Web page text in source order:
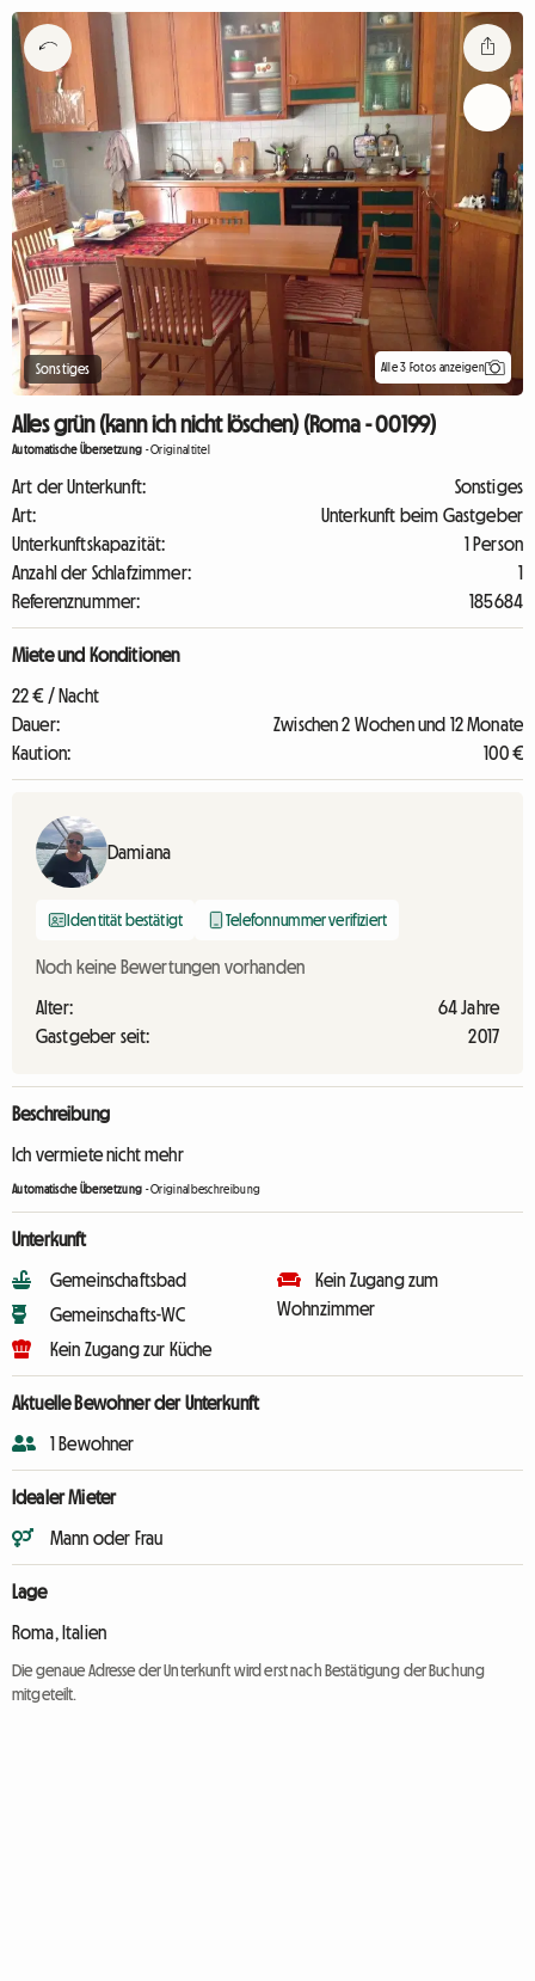
Sonstiges Alle 3 Fotos anzeigen
Alles grün (kann ich nicht löschen) (Roma - 00199)
Automatische Übersetzung -Originaltitel
Art der Unterkunft:
Sonstiges
Art:
Unterkunft beim Gastgeber
Unterkunftskapazität:
1 Person
Anzahl der Schlafzimmer:
1
Referenznummer:
185684
Miete und Konditionen
22 € / Nacht
Dauer:
Zwischen 2 Wochen und 12 Monate
Kaution:
100 €
Damiana
Identität bestätigt Telefonnummer verifiziert
Noch keine Bewertungen vorhanden
Alter:
64 Jahre
Gastgeber seit:
2017
Beschreibung
Ich vermiete nicht mehr
Automatische Übersetzung -Originalbeschreibung
Unterkunft
Gemeinschaftsbad
Gemeinschafts-WC
Kein Zugang zur Küche
Kein Zugang zum
Wohnzimmer
Aktuelle Bewohner der Unterkunft
1 Bewohner
Idealer Mieter
Mann oder Frau
Lage
Roma, Italien
Die genaue Adresse der Unterkunft wird erst nach Bestätigung der Buchung
mitgeteilt.